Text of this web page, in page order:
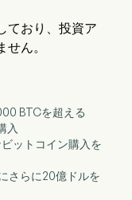
ており、投資ア
ん。
BTCを超える
入
ットコイン購入を
さらに20億ドルを